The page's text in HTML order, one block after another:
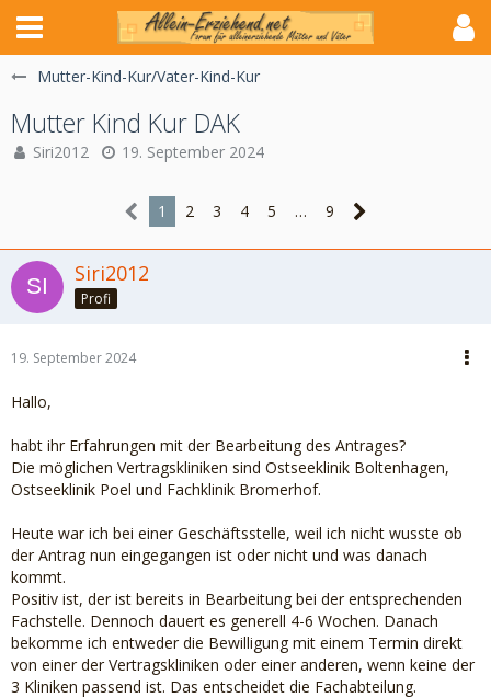
Mutter-Kind-Kur/Vater-Kind-Kur
Mutter Kind Kur DAK
Siri2012 19. September 2024
1 2 3 4 5 … 9
Siri2012
Profi
19. September 2024
Hallo,
habt ihr Erfahrungen mit der Bearbeitung des Antrages?
Die möglichen Vertragskliniken sind Ostseeklinik Boltenhagen,
Ostseeklinik Poel und Fachklinik Bromerhof.
Heute war ich bei einer Geschäftsstelle, weil ich nicht wusste ob
der Antrag nun eingegangen ist oder nicht und was danach
kommt.
Positiv ist, der ist bereits in Bearbeitung bei der entsprechenden
Fachstelle. Dennoch dauert es generell 4-6 Wochen. Danach
bekomme ich entweder die Bewilligung mit einem Termin direkt
von einer der Vertragskliniken oder einer anderen, wenn keine der
3 Kliniken passend ist. Das entscheidet die Fachabteilung.